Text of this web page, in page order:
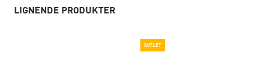
LIGNENDE PRODUKTER
OUTLET